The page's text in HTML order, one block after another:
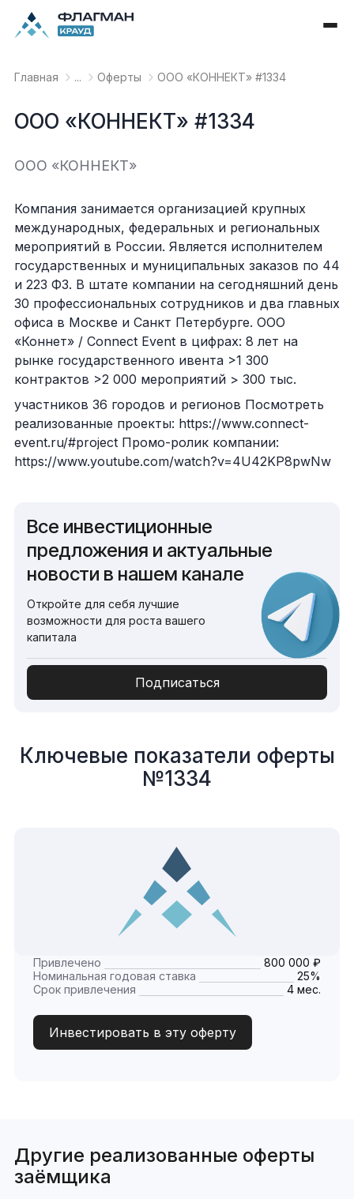
Главная ... Оферты OOO «КОННЕКТ» #1334
OOO «КОННЕКТ» #1334
OOO «КОННЕКТ»
Компания занимается организацией крупных
международных, федеральных и региональных
мероприятий в России. Является исполнителем
государственных и муниципальных заказов по 44
и 223 ФЗ. В штате компании на сегодняшний день
30 профессиональных сотрудников и два главных
офиса в Москве и Санкт Петербурге. ООО
«‎Коннет» / Сonnect Event в цифрах: 8 лет на
рынке государственного ивента >1 300
контрактов >2 000 мероприятий > 300 тыс.
участников 36 городов и регионов Посмотреть
реализованные проекты: https://www.connect-
event.ru/#project Промо-ролик компании:
https://www.youtube.com/watch?v=4U42KP8pwNw
Все инвестиционные
предложения и актуальные
новости в нашем канале
Откройте для себя лучшие
возможности для роста вашего
капитала
Подписаться
Ключевые показатели оферты
№1334
Привлечено
800 000 ₽
Номинальная годовая ставка
25%
Срок привлечения
4 мес.
Инвестировать в эту оферту
Другие реализованные оферты
заёмщика